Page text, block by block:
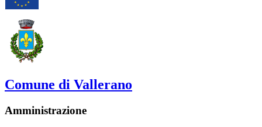
Comune di Vallerano
Amministrazione